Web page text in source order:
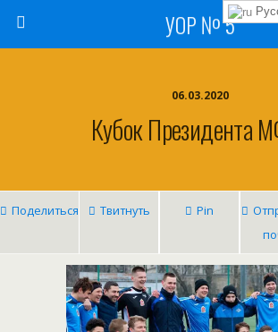
УОР № 5
06.03.2020
Кубок Президента
Поделиться Твитнуть Pin